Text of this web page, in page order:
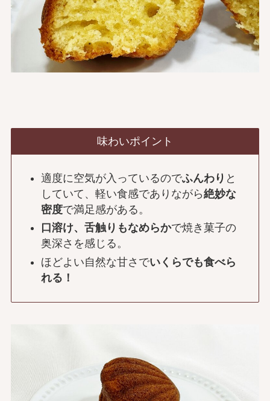
味わいポイント
適度に空気が入っているのでふんわり と
していて、軽い食感でありながら絶妙な
密度で満足感がある。
口溶け、舌触りもなめらかで焼き菓子の
奥深さを感じる。
ほどよい自然な甘さでいくらでも食べら
れる！